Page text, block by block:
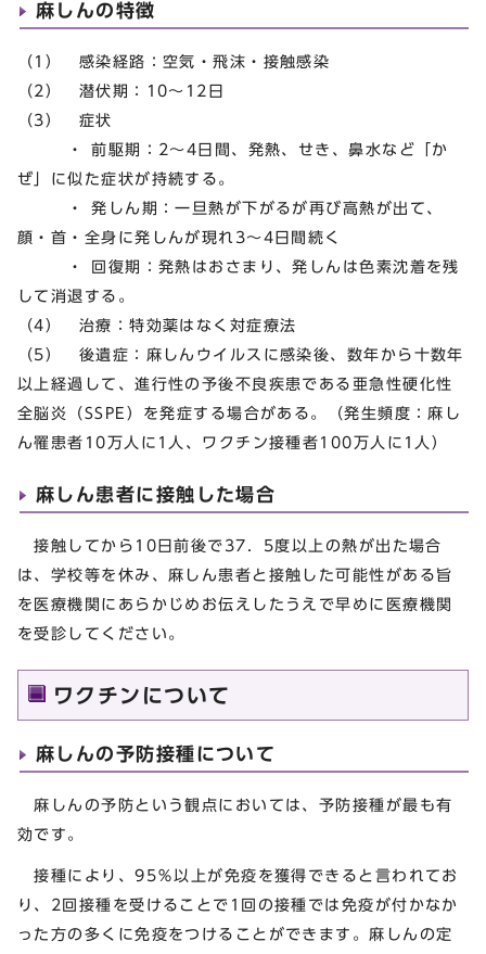
麻しんの特徴
（1） 感染経路：空気・飛沫・接触感染
（2） 潜伏期：10～12日
（3） 症状
・ 前駆期：2～4日間、発熱、せき、鼻水など「か
ぜ」に似た症状が持続する。
・ 発しん期：一旦熱が下がるが再び高熱が出て、
顔・首・全身に発しんが現れ3～4日間続く
・ 回復期：発熱はおさまり、発しんは色素沈着を残
して消退する。
（4） 治療：特効薬はなく対症療法
（5） 後遺症：麻しんウイルスに感染後、数年から十数年
以上経過して、進行性の予後不良疾患である亜急性硬化性
全脳炎（SSPE）を発症する場合がある。（発生頻度：麻し
ん罹患者10万人に1人、ワクチン接種者100万人に1人）
麻しん患者に接触した場合
接触してから10日前後で37．5度以上の熱が出た場合
は、学校等を休み、麻しん患者と接触した可能性がある旨
を医療機関にあらかじめお伝えしたうえで早めに医療機関
を受診してください。
ワクチンについて
麻しんの予防接種について
麻しんの予防という観点においては、予防接種が最も有
効です。
接種により、95％以上が免疫を獲得できると言われてお
り、2回接種を受けることで1回の接種では免疫が付かなか
った方の多くに免疫をつけることができます。麻しんの定